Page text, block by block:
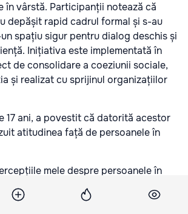
în vârstă. Participanții notează că
depășit rapid cadrul formal și s-au
spațiu sigur pentru dialog deschis și
Inițiativa este implementată în
de consolidare a coeziunii sociale,
și realizat cu sprijinul organizațiilor
17 ani, a povestit că datorită acestor
atitudinea față de persoanele în
mele despre persoanele în
În aproape un an am reușit să